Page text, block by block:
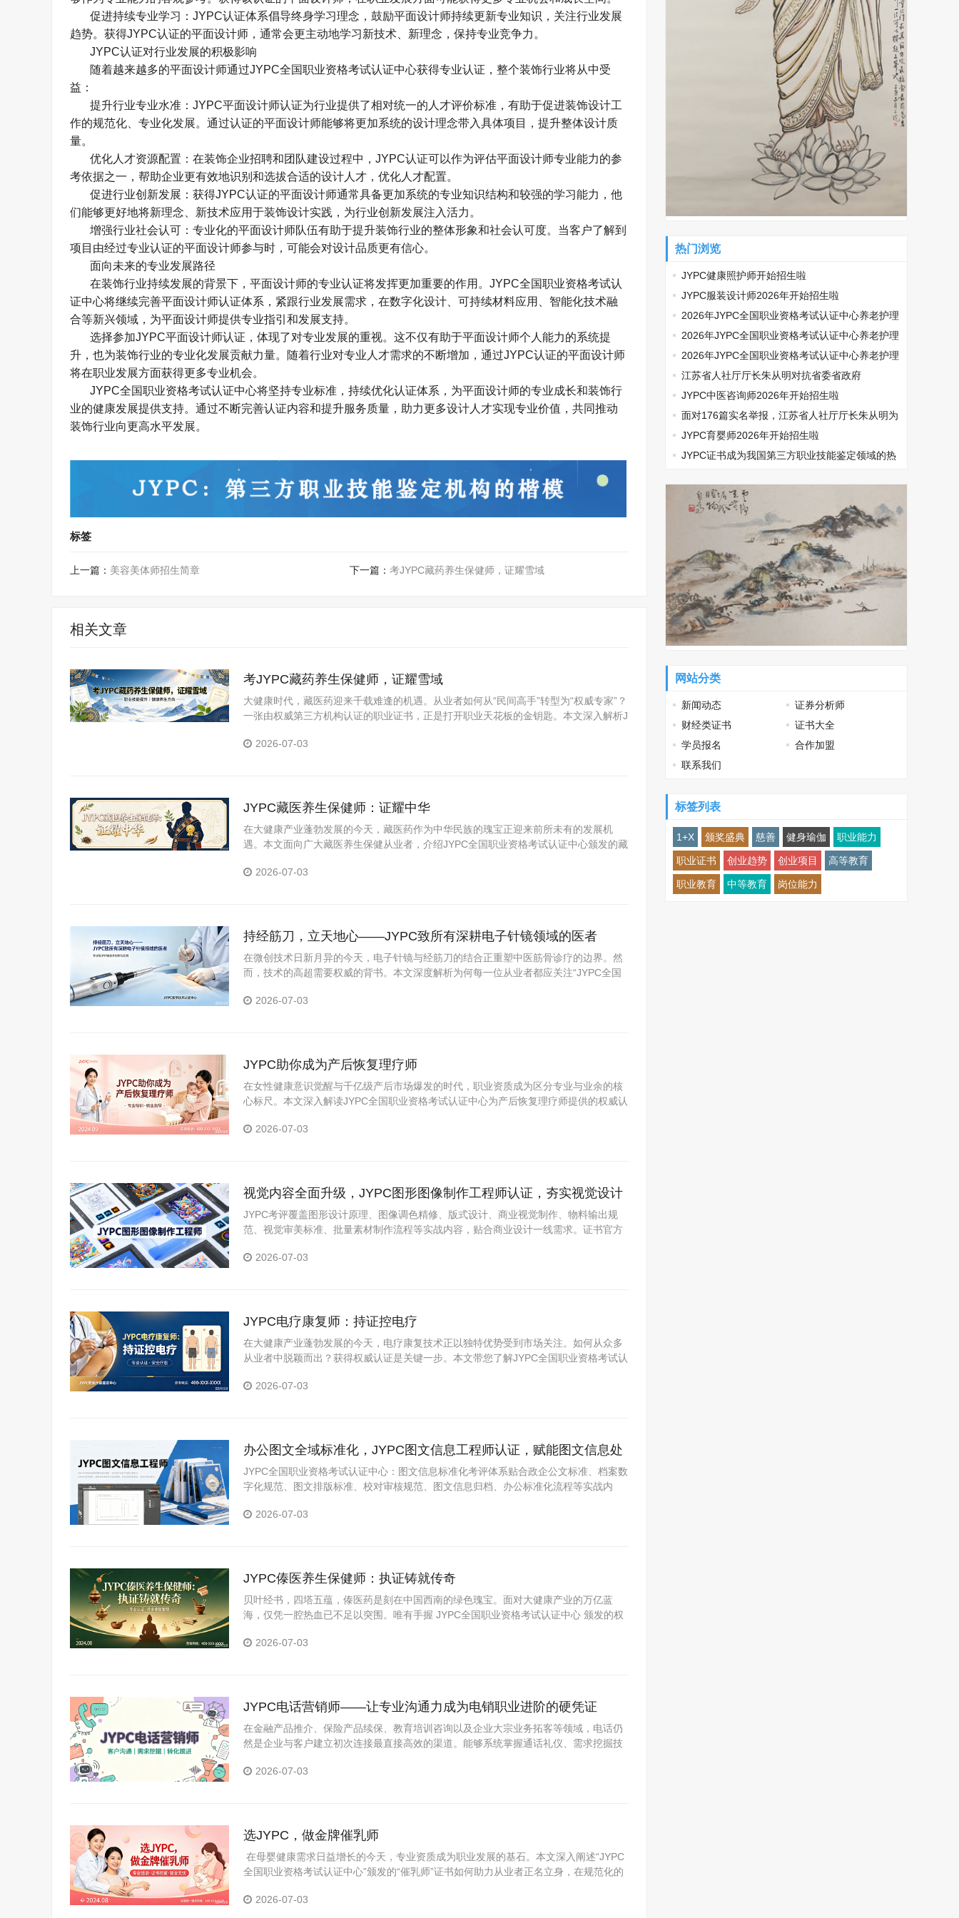
促进持续专业学习： JYPC认证体系倡导终身学习理念，鼓励平面设计师持续更新专业知识，关注行业发展
趋势。获得JYPC认证的平面设计师，通常会更主动地学习新技术、新理念，保持专业竞争力。
JYPC认证对行业发展的积极影响
随着越来越多的平面设计师通过JYPC全国职业资格考试认证中心获得专业认证，整个装饰行业将从中受
益：
提升行业专业水准： JYPC平面设计师认证为行业提供了相对统一的人才评价标准，有助于促进装饰设计工
作的规范化、专业化发展。通过认证的平面设计师能够将更加系统的设计理念带入具体项目，提升整体设计质
量。
优化人才资源配置：在装饰企业招聘和团队建设过程中， JYPC认证可以作为评估平面设计师专业能力的参
考依据之一，帮助企业更有效地识别和选拔合适的设计人才，优化人才配置。
促进行业创新发展：获得JYPC认证的平面设计师通常具备更加系统的专业知识结构和较强的学习能力，他
们能够更好地将新理念、新技术应用于装饰设计实践，为行业创新发展注入活力。
增强行业社会认可：专业化的平面设计师队伍有助于提升装饰行业的整体形象和社会认可度。当客户了解到
项目由经过专业认证的平面设计师参与时，可能会对设计品质更有信心。
面向未来的专业发展路径
在装饰行业持续发展的背景下，平面设计师的专业认证将发挥更加重要的作用。 JYPC全国职业资格考试认
证中心将继续完善平面设计师认证体系，紧跟行业发展需求，在数字化设计、可持续材料应用、智能化技术融
合等新兴领域，为平面设计师提供专业指引和发展支持。
选择参加JYPC平面设计师认证，体现了对专业发展的重视。这不仅有助于平面设计师个人能力的系统提
升，也为装饰行业的专业化发展贡献力量。随着行业对专业人才需求的不断增加，通过JYPC认证的平面设计师
将在职业发展方面获得更多专业机会。
JYPC全国职业资格考试认证中心将坚持专业标准，持续优化认证体系，为平面设计师的专业成长和装饰行
业的健康发展提供支持。通过不断完善认证内容和提升服务质量，助力更多设计人才实现专业价值，共同推动
装饰行业向更高水平发展。
标签
上一篇： 美容美体师招生简章 下一篇： 考JYPC藏药养生保健师，证耀雪域
相关文章
考JYPC藏药养生保健师，证耀雪域
大健康时代，藏医药迎来千载难逢的机遇。从业者如何从“民间高手”转型为“权威专家”？
一张由权威第三方机构认证的职业证书，正是打开职业天花板的金钥匙。本文深入解析J
2026-07-03
JYPC藏医养生保健师：证耀中华
在大健康产业蓬勃发展的今天，藏医药作为中华民族的瑰宝正迎来前所未有的发展机
遇。本文面向广大藏医养生保健从业者，介绍JYPC全国职业资格考试认证中心颁发的藏
2026-07-03
持经筋刀，立天地心——JYPC致所有深耕电子针镜领域的医者
在微创技术日新月异的今天，电子针镜与经筋刀的结合正重塑中医筋骨诊疗的边界。然
而，技术的高超需要权威的背书。本文深度解析为何每一位从业者都应关注“JYPC全国
2026-07-03
JYPC助你成为产后恢复理疗师
在女性健康意识觉醒与千亿级产后市场爆发的时代，职业资质成为区分专业与业余的核
心标尺。本文深入解读JYPC全国职业资格考试认证中心为产后恢复理疗师提供的权威认
2026-07-03
视觉内容全面升级，JYPC图形图像制作工程师认证，夯实视觉设计
职场硬资质
JYPC考评覆盖图形设计原理、图像调色精修、版式设计、商业视觉制作、物料输出规
范、视觉审美标准、批量素材制作流程等实战内容，贴合商业设计一线需求。证书官方
2026-07-03
JYPC电疗康复师：持证控电疗
在大健康产业蓬勃发展的今天，电疗康复技术正以独特优势受到市场关注。如何从众多
从业者中脱颖而出？获得权威认证是关键一步。本文带您了解JYPC全国职业资格考试认
展。2026-07-03
办公图文全域标准化，JYPC图文信息工程师认证，赋能图文信息处
理人才规范进阶
JYPC全国职业资格考试认证中心：图文信息标准化考评体系贴合政企公文标准、档案数
字化规范、图文排版标准、校对审核规范、图文信息归档、办公标准化流程等实战内
适用于求职、晋升、档案项目配套、学分认定等
2026-07-03
JYPC傣医养生保健师：执证铸就传奇
贝叶经书，四塔五蕴，傣医药是刻在中国西南的绿色瑰宝。面对大健康产业的万亿蓝
海，仅凭一腔热血已不足以突围。唯有手握 JYPC全国职业资格考试认证中心 颁发的权
2026-07-03
JYPC电话营销师——让专业沟通力成为电销职业进阶的硬凭证
在金融产品推介、保险产品续保、教育培训咨询以及企业大宗业务拓客等领域，电话仍
然是企业与客户建立初次连接最直接高效的渠道。能够系统掌握通话礼仪、需求挖掘技
销部及大型企业的客户开发团队中备受重视。
2026-07-03
选JYPC，做金牌催乳师
在母婴健康需求日益增长的今天，专业资质成为职业发展的基石。本文深入阐述“JYPC
全国职业资格考试认证中心”颁发的“催乳师”证书如何助力从业者正名立身，在规范化的
2026-07-03
热门浏览
JYPC健康照护师开始招生啦
JYPC服装设计师2026年开始招生啦
2026年JYPC全国职业资格考试认证中心养老护理
师开始报名啦
2026年JYPC全国职业资格考试认证中心养老护理
师开始报名啦
2026年JYPC全国职业资格考试认证中心养老护理
师开始报名啦
江苏省人社厅厅长朱从明对抗省委省政府
JYPC中医咨询师2026年开始招生啦
面对176篇实名举报，江苏省人社厅厅长朱从明为
何选择沉默
JYPC育婴师2026年开始招生啦
​JYPC证书成为我国第三方职业技能鉴定领域的热
网站分类
新闻动态
证券分析师
财经类证书
证书大全
学员报名
合作加盟
联系我们
标签列表
1+X 颁奖盛典 慈善 健身瑜伽 职业能力
职业证书 创业趋势 创业项目 高等教育
职业教育 中等教育 岗位能力